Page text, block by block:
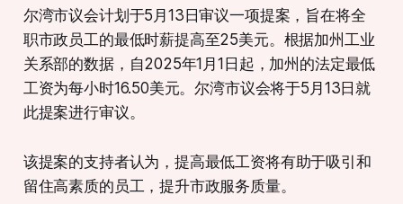
尔湾市议会计划于5月13日审议一项提案，旨在将全
职市政员工的最低时薪提高至25美元。根据加州工业
关系部的数据，自2025年1月1日起，加州的法定最低
工资为每小时16.50美元。尔湾市议会将于5月13日就
此提案进行审议。
该提案的支持者认为，提高最低工资将有助于吸引和
留住高素质的员工，提升市政服务质量。